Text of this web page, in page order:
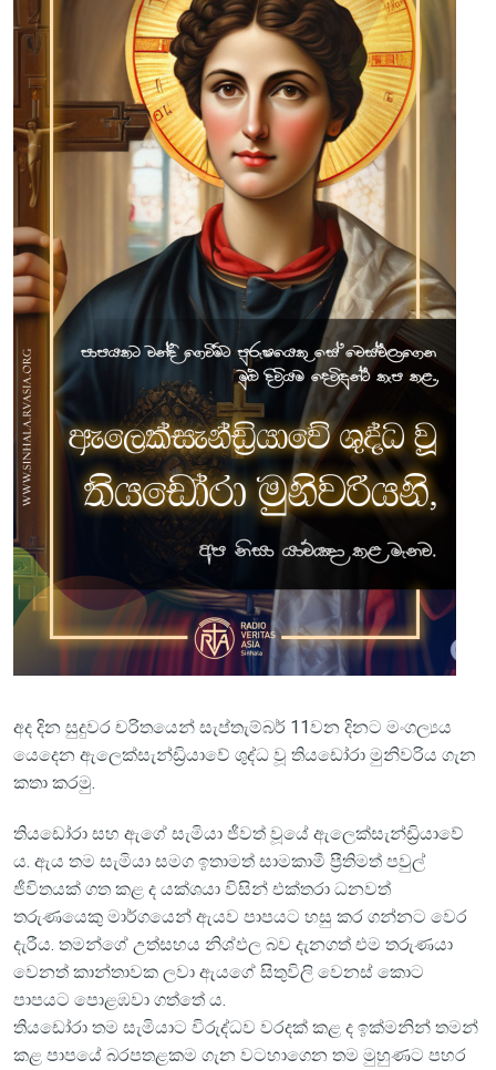
අද දින සුදුවර චරිතයෙන් සැප්තැම්බර් 11වන දිනට මංගල්‍යය
යෙදෙන ඇලෙක්සැන්ඩ්‍රියාවේ ශුද්ධ වූ තියඩෝරා මුනිවරිය ගැන
කතා කරමු.
තියඩෝරා සහ ඇගේ සැමියා ජීවත් වූයේ ඇලෙක්සැන්ඩ්‍රියාවේ
ය. ඇය තම සැමියා සමග ඉතාමත් සාමකාමී ප්‍රීතිමත් පවුල්
ජීවිතයක් ගත කළ ද යක්ශයා විසින් එක්තරා ධනවත්
තරුණයෙකු මාර්ගයෙන් ඇයව පාපයට හසු කර ගන්නට වෙර
දැරීය. තමන්ගේ උත්සහය නිශ්ඵල බව දැනගත් එම තරුණයා
වෙනත් කාන්තාවක ලවා ඇයගේ සිතුවිලි වෙනස් කොට
පාපයට පොළඹවා ගත්තේ ය.
තියඩෝරා තම සැමියාට විරුද්ධව වරදක් කළ ද ඉක්මනින් තමන්
කළ පාපයේ බරපතළකම ගැන වටහාගෙන තම මුහුණට පහර